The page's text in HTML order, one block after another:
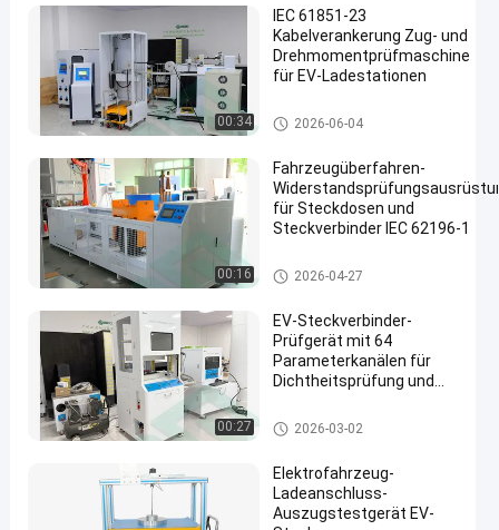
00:34
IEC 61851-23
Kabelverankerung Zug- und
Drehmomentprüfmaschine
für EV-Ladestationen
Elektro-Mobil-Testgerät
2026-06-04
00:16
Fahrzeugüberfahren-
für Steckdosen und
Steckverbinder IEC 62196-1
EV-Verbindungsstück-Testgerät
2026-04-27
00:27
EV-Steckverbinder-
Prüfgerät mit 64
Parameterkanälen für
Dichtheitsprüfung und
Auswertung
EV-Verbindungsstück-Testger
ät
2026-03-02
Elektrofahrzeug-
Ladeanschluss-
Auszugstestgerät EV-